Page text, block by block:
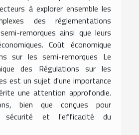
à explorer ensemble les
des réglementations
remorques ainsi que leurs
Coût économique
sur les semi-remorques Le
des Régulations sur les
est un sujet d'une importance
une attention approfondie.
bien que conçues pour
sécurité et l'efficacité du